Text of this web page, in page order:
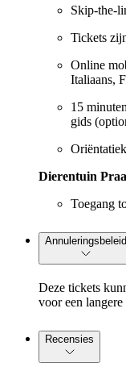
Skip-the-
Tickets
Online
Italiaans,
15
gids
Dierentuin
Toegang
Annuleringsbeleid
Deze tickets
voor een
Recensies